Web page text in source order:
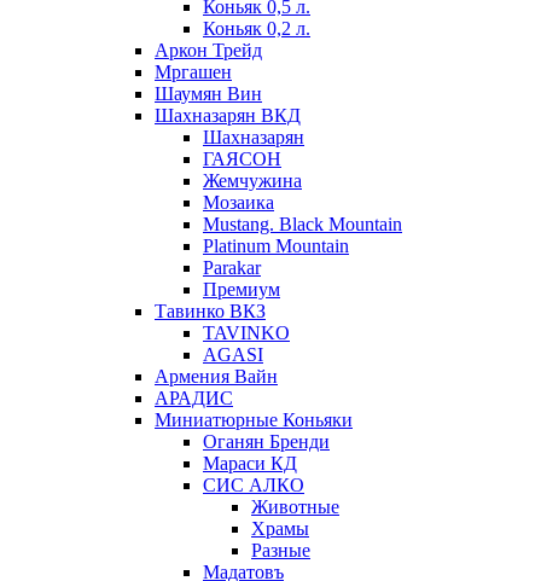
Коньяк 0,5 л.
Коньяк 0,2 л.
Аркон Трейд
Мргашен
Шаумян Вин
Шахназарян ВКД
Шахназарян
ГАЯСОН
Жемчужина
Мозаика
Mustang. Black Mountain
Platinum Mountain
Parakar
Премиум
Тавинко ВКЗ
TAVINKO
AGASI
Армения Вайн
АРАДИС
Миниатюрные Коньяки
Оганян Бренди
Мараси КД
СИС АЛКО
Животные
Храмы
Разные
Мадатовъ